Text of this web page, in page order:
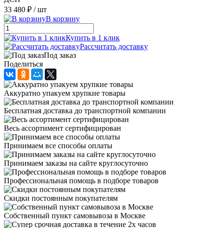
33 480 ₽ / шт
В корзину
Купить в 1 клик
Рассчитать доставку
Под заказ
Поделиться
Аккуратно упакуем хрупкие товары
Бесплатная доставка до транспортной компании
Весь ассортимент сертифицирован
Принимаем все способы оплаты
Принимаем заказы на сайте круглосуточно
Профессиональная помощь в подборе товаров
Скидки постоянным покупателям
Собственный пункт самовывоза в Москве